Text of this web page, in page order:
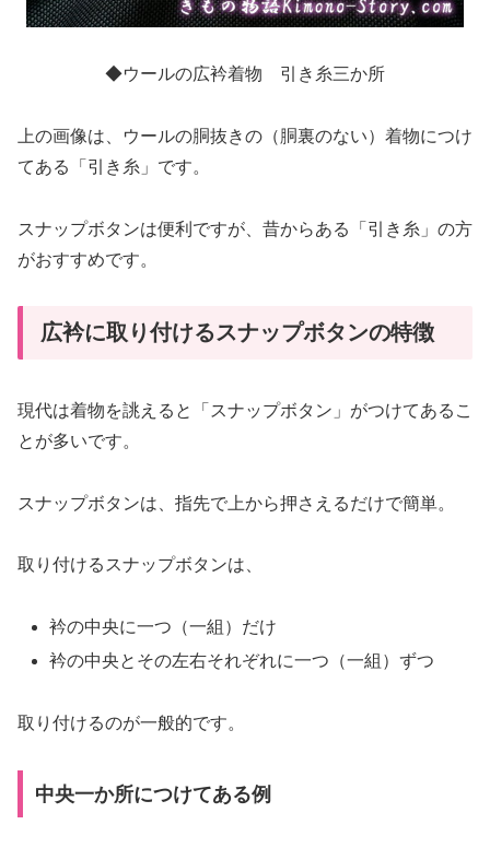
◆ウールの広衿着物 引き糸三か所
上の画像は、ウールの胴抜きの（胴裏のない）着物につけ
てある「引き糸」です。
スナップボタンは便利ですが、昔からある「引き糸」の方
がおすすめです。
広衿に取り付けるスナップボタンの特徴
現代は着物を誂えると「スナップボタン」がつけてあるこ
とが多いです。
スナップボタンは、指先で上から押さえるだけで簡単。
取り付けるスナップボタンは、
衿の中央に一つ（一組）だけ
衿の中央とその左右それぞれに一つ（一組）ずつ
取り付けるのが一般的です。
中央一か所につけてある例